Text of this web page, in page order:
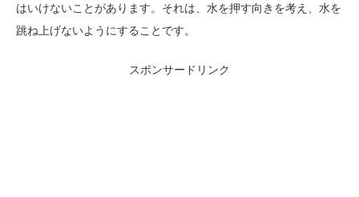
はいけないことがあります。それは、水を押す向きを考え、水を
跳ね上げないようにすることです。
スポンサードリンク